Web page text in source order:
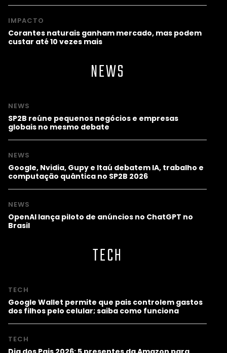
IMPACTO
Corantes naturais ganham mercado, mas podem
custar até 10 vezes mais
NEWS
NEWS
SP2B reúne pequenos negócios e empresas
globais no mesmo debate
NEWS
Google, Nvidia, Gupy e Itaú debatem IA, trabalho e
computação quântica no SP2B 2026
NEWS
OpenAI lança piloto de anúncios no ChatGPT no
Brasil
TECH
TECH
Google Wallet permite que pais controlem gastos
dos filhos pelo celular; saiba como funciona
TECH